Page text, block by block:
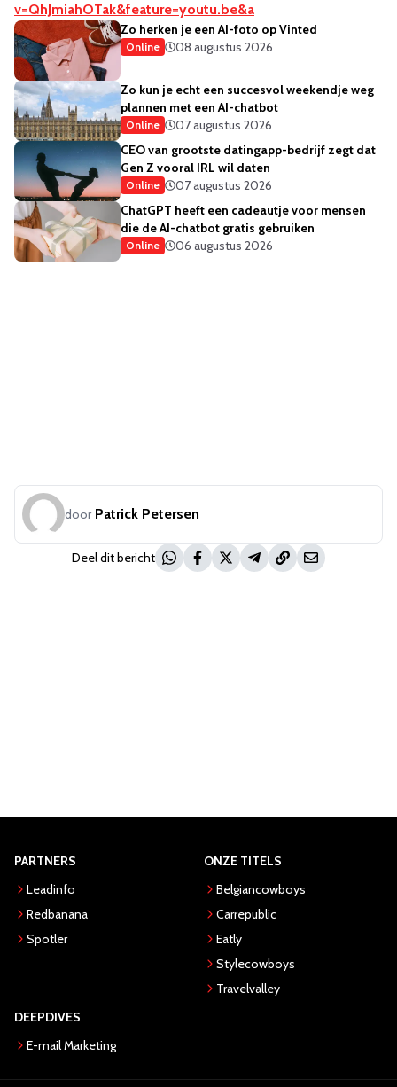
v=QhJmiahOTak&feature=youtu.be&a
Zo herken je een AI-foto op Vinted
Online 08 augustus 2026
Zo kun je echt een succesvol weekendje weg
plannen met een AI-chatbot
Online
07 augustus 2026
CEO van grootste datingapp-bedrijf zegt dat
Gen Z vooral IRL wil daten
Online
07 augustus 2026
ChatGPT heeft een cadeautje voor mensen
die de AI-chatbot gratis gebruiken
Online 06 augustus 2026
door Patrick Petersen
Deel dit bericht
PARTNERS
Leadinfo
Redbanana
Spotler
ONZE TITELS
Belgiancowboys
Carrepublic
Eatly
Stylecowboys
Travelvalley
DEEPDIVES
E-mail Marketing